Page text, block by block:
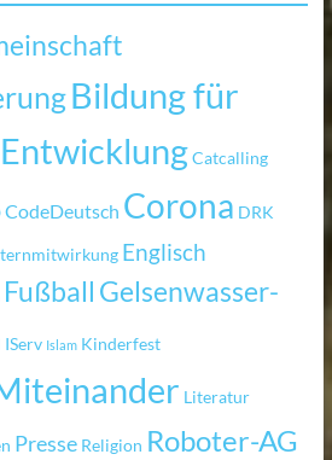
Bildung für
Catcalling
CodeDeutsch Corona DRK
Englisch
Fußball Gelsenwasser-
IServ Islam Kinderfest
Literatur
Presse Religion Roboter-AG